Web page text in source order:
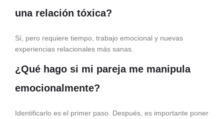
una relación tóxica?
Sí, pero requiere tiempo, trabajo emocional y nuevas
experiencias relacionales más sanas.
¿Qué hago si mi pareja me manipula
emocionalmente?
Identificarlo es el primer paso. Después, es importante poner